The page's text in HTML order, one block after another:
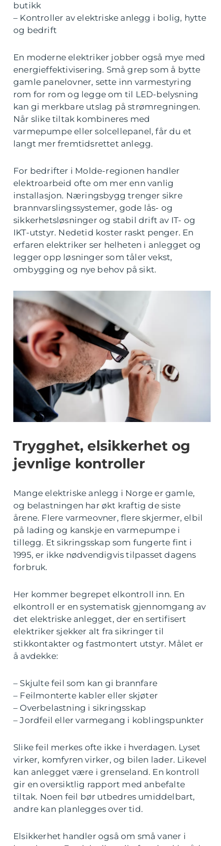
butikk
– Kontroller av elektriske anlegg i bolig, hytte
og bedrift
En moderne elektriker jobber også mye med
energieffektivisering. Små grep som å bytte
gamle panelovner, sette inn varmestyring
rom for rom og legge om til LED-belysning
kan gi merkbare utslag på strømregningen.
Når slike tiltak kombineres med
varmepumpe eller solcellepanel, får du et
langt mer fremtidsrettet anlegg.
For bedrifter i Molde-regionen handler
elektroarbeid ofte om mer enn vanlig
installasjon. Næringsbygg trenger sikre
brannvarslingssystemer, gode lås- og
sikkerhetsløsninger og stabil drift av IT- og
IKT-utstyr. Nedetid koster raskt penger. En
erfaren elektriker ser helheten i anlegget og
legger opp løsninger som tåler vekst,
ombygging og nye behov på sikt.
Trygghet, elsikkerhet og
jevnlige kontroller
Mange elektriske anlegg i Norge er gamle,
og belastningen har økt kraftig de siste
årene. Flere varmeovner, flere skjermer, elbil
på lading og kanskje en varmepumpe i
tillegg. Et sikringsskap som fungerte fint i
1995, er ikke nødvendigvis tilpasset dagens
forbruk.
Her kommer begrepet elkontroll inn. En
elkontroll er en systematisk gjennomgang av
det elektriske anlegget, der en sertifisert
elektriker sjekker alt fra sikringer til
stikkontakter og fastmontert utstyr. Målet er
å avdekke:
– Skjulte feil som kan gi brannfare
– Feilmonterte kabler eller skjøter
– Overbelastning i sikringsskap
– Jordfeil eller varmegang i koblingspunkter
Slike feil merkes ofte ikke i hverdagen. Lyset
virker, komfyren virker, og bilen lader. Likevel
kan anlegget være i grenseland. En kontroll
gir en oversiktlig rapport med anbefalte
tiltak. Noen feil bør utbedres umiddelbart,
andre kan planlegges over tid.
Elsikkerhet handler også om små vaner i